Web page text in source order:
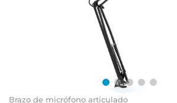
Brazo de micrófono articulado